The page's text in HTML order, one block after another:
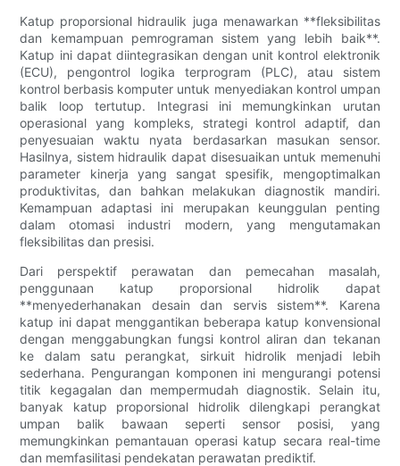
Katup proporsional hidraulik juga menawarkan **fleksibilitas
dan kemampuan pemrograman sistem yang lebih baik**.
Katup ini dapat diintegrasikan dengan unit kontrol elektronik
(ECU), pengontrol logika terprogram (PLC), atau sistem
kontrol berbasis komputer untuk menyediakan kontrol umpan
balik loop tertutup. Integrasi ini memungkinkan urutan
operasional yang kompleks, strategi kontrol adaptif, dan
penyesuaian waktu nyata berdasarkan masukan sensor.
Hasilnya, sistem hidraulik dapat disesuaikan untuk memenuhi
parameter kinerja yang sangat spesifik, mengoptimalkan
produktivitas, dan bahkan melakukan diagnostik mandiri.
Kemampuan adaptasi ini merupakan keunggulan penting
dalam otomasi industri modern, yang mengutamakan
fleksibilitas dan presisi.
Dari perspektif perawatan dan pemecahan masalah,
penggunaan katup proporsional hidrolik dapat
**menyederhanakan desain dan servis sistem**. Karena
katup ini dapat menggantikan beberapa katup konvensional
dengan menggabungkan fungsi kontrol aliran dan tekanan
ke dalam satu perangkat, sirkuit hidrolik menjadi lebih
sederhana. Pengurangan komponen ini mengurangi potensi
titik kegagalan dan mempermudah diagnostik. Selain itu,
banyak katup proporsional hidrolik dilengkapi perangkat
umpan balik bawaan seperti sensor posisi, yang
memungkinkan pemantauan operasi katup secara real-time
dan memfasilitasi pendekatan perawatan prediktif.